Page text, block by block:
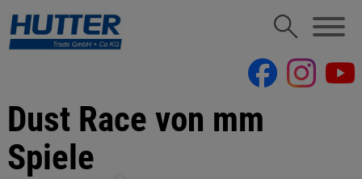
Dust Race von mm
Spiele